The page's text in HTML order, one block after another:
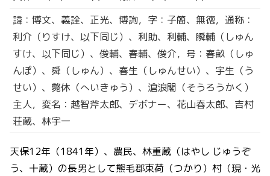
諱：博文、義詮、正光、博詢，字：子簡、無徳，通称：
利介（りすけ、以下同じ）、利助、利輔、瞬輔（しゅん
すけ、以下同じ）、俊輔、春輔、俊介，号：春畝（しゅ
んぽ）、舜（しゅん）、春生（しゅんせい）、宇生（う
せい）、斃休（へいきゅう）、滄浪閣（そうろうかく）
主人，変名：越智斧太郎、デボナー、花山春太郎、吉村
荘蔵、林宇一
天保12年（1841年）、農民、林重蔵（はやし じゅうぞ
う、十蔵）の長男として熊毛郡束荷（つかり）村（現・光